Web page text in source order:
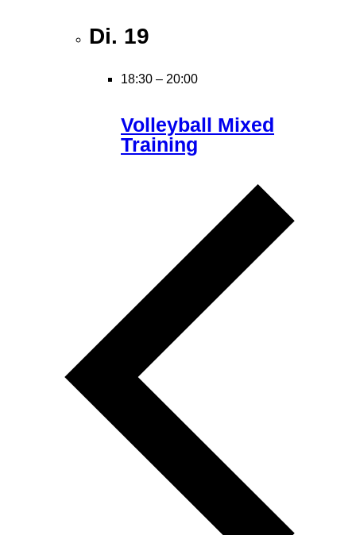
Di. 19
18:30 – 20:00
Volleyball Mixed
Training